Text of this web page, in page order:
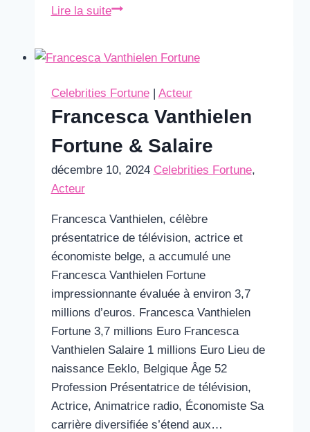
Lire la suiteMark
&
Celebrities Fortune| Acteur
Francesca Vanthielen
Fortune & Salaire
décembre 10, 2024 Celebrities Fortune,
Acteur
Francesca Vanthielen, célèbre
présentatrice de télévision, actrice et
économiste belge, a accumulé une
Francesca Vanthielen Fortune
impressionnante évaluée à environ 3,7
millions d’euros. Francesca Vanthielen
Fortune 3,7 millions Euro Francesca
Vanthielen Salaire 1 millions Euro Lieu de
naissance Eeklo, Belgique Âge 52
Profession Présentatrice de télévision,
Actrice, Animatrice radio, Économiste Sa
carrière diversifiée s’étend aux…